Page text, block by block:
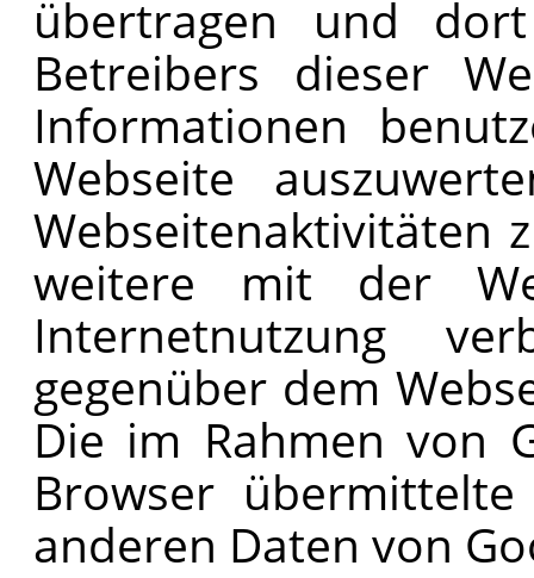
übertragen und
Betreibers dieser
Informationen
Webseite
Webseitenaktivitäten
weitere mit der
Internetnutzung
gegenüber dem
Die im Rahmen von
Browser
anderen Daten von